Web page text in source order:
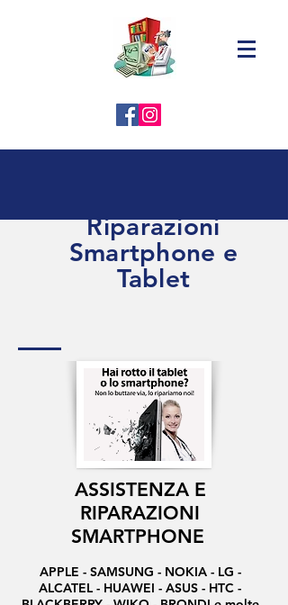
Riparazioni
Smartphone e
Tablet
ASSISTENZA E
RIPARAZIONI
SMARTPHONE
APPLE - SAMSUNG - NOKIA - LG -
ALCATEL - HUAWEI - ASUS - HTC -